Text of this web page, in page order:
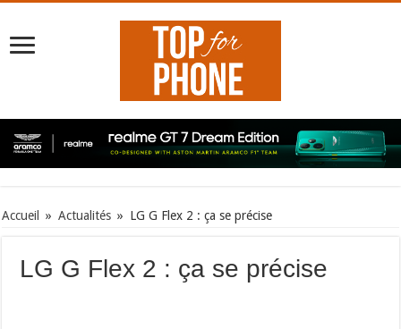
Accueil » Actualités » LG G Flex 2 : ça se précise
LG G Flex 2 : ça se précise